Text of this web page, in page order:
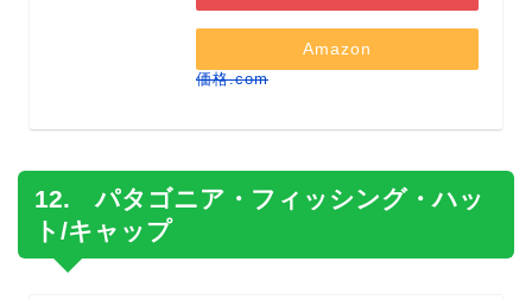
Amazon
価格.com
12. パタゴニア・フィッシング・ハッ
ト/キャップ